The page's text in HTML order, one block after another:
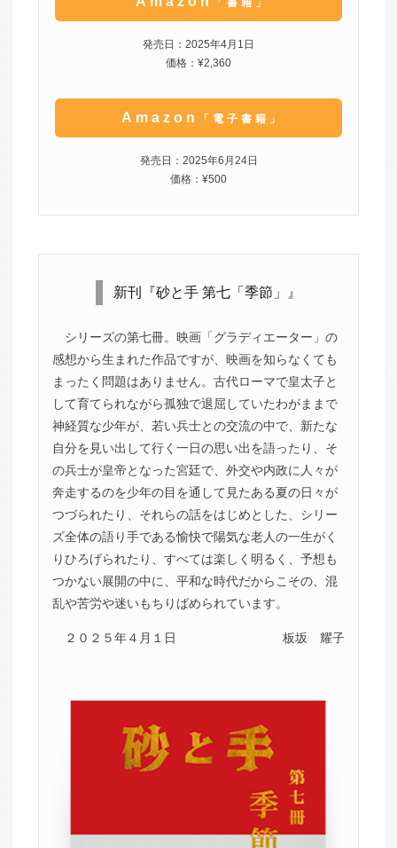
「書籍」
発売日：2025年4月1日
価格：¥2,360
Amazon 「電子書籍」
発売日：2025年6月24日
価格：¥500
新刊『砂と手 第七「季節」』
シリーズの第七冊。映画「グラディエーター」の
感想から生まれた作品ですが、映画を知らなくても
まったく問題はありません。古代ローマで皇太子と
して育てられながら孤独で退屈していたわがままで
神経質な少年が、若い兵士との交流の中で、新たな
自分を見い出して行く一日の思い出を語ったり、そ
の兵士が皇帝となった宮廷で、外交や内政に人々が
奔走するのを少年の目を通して見たある夏の日々が
つづられたり、それらの話をはじめとした、シリー
ズ全体の語り手である愉快で陽気な老人の一生がく
りひろげられたり、すべては楽しく明るく、予想も
つかない展開の中に、平和な時代だからこその、混
乱や苦労や迷いもちりばめられています。
２０２５年４月１日 板坂 耀子